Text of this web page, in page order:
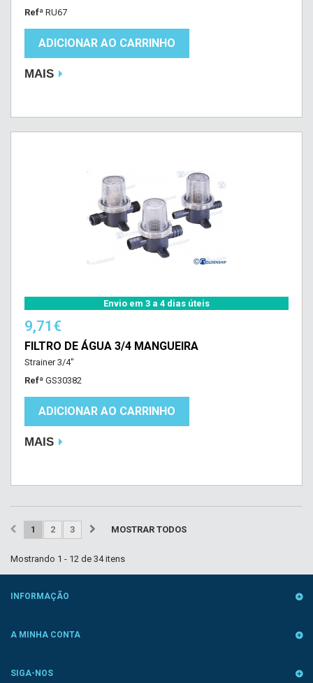
Refª RU67
ADICIONAR AO CARRINHO
MAIS
Envio em 3 a 4 dias úteis
9,71€
FILTRO DE ÁGUA 3/4 MANGUEIRA
Strainer 3/4"
Refª GS30382
ADICIONAR AO CARRINHO
MAIS
MOSTRAR TODOS
1 2 3
Mostrando 1 - 12 de 34 itens
INFORMAÇÃO
A MINHA CONTA
SIGA-NOS